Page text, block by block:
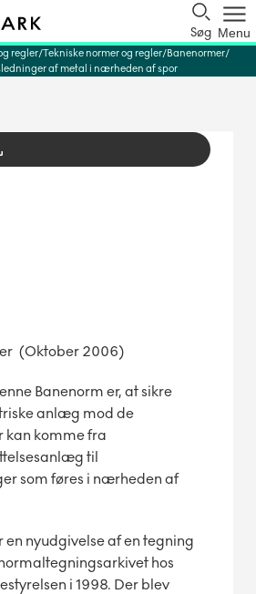
Søg Menu
regler Tekniske normer og regler Banenormer
af metal i nærheden af spor
(Oktober 2006)
Banenorm er, at sikre
anlæg mod de
kan komme fra
til
som føres i nærheden af
en nyudgivelse af en tegning
hos
i 1998. Der blev